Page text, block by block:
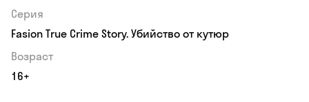
Серия
Fasion True Crime Story. Убийство от кутюр
Возраст
16+